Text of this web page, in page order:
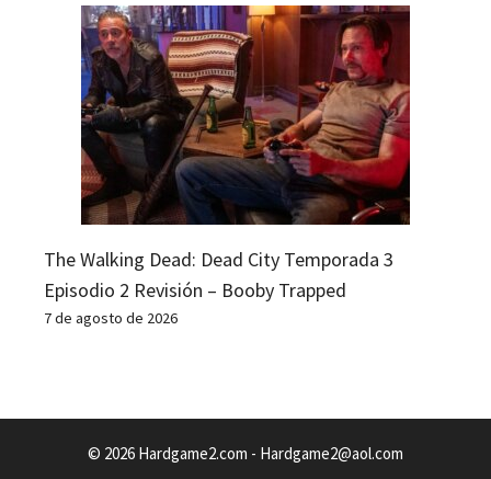
The Walking Dead: Dead City Temporada 3
Episodio 2 Revisión – Booby Trapped
7 de agosto de 2026
© 2026 Hardgame2.com - Hardgame2@aol.com